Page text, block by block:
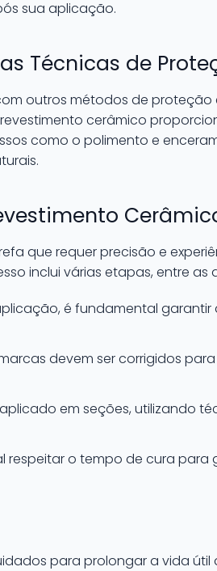
sua aplicação.
Técnicas de
outros métodos de proteção
cerâmico
como o polimento e
que requer precisão e
inclui várias etapas, entre as
é fundamental garantir
devem ser corrigidos
em seções, utilizando
respeitar o tempo de cura para
para prolongar a vida útil